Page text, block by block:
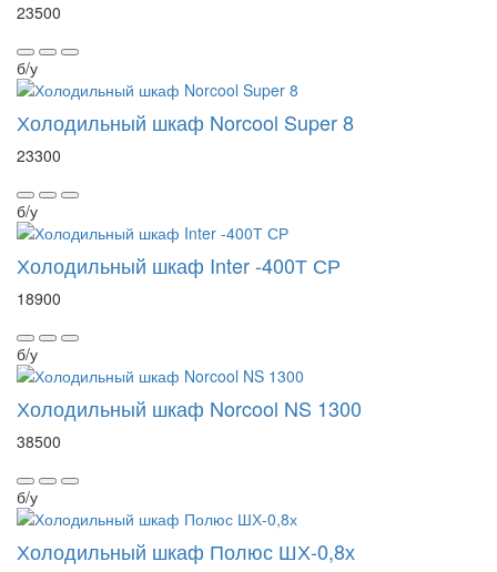
23500
б/у
Холодильный шкаф Norcool Super 8
23300
б/у
Холодильный шкаф Inter -400Т СР
18900
б/у
Холодильный шкаф Norcool NS 1300
38500
б/у
Холодильный шкаф Полюс ШХ-0,8х